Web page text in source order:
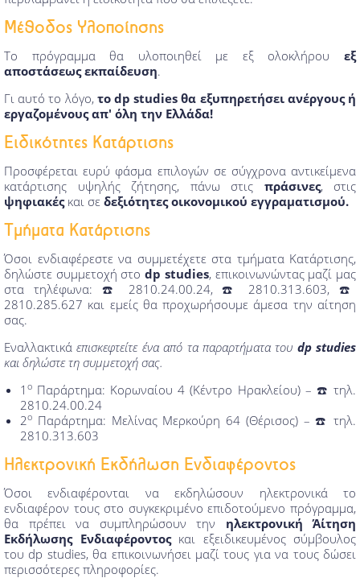
Μέθοδος Υλοποίησης
Το πρόγραμμα θα υλοποιηθεί με εξ ολοκλήρου εξ
αποστάσεως εκπαίδευση.
Γι αυτό το λόγο, το dp studies θα εξυπηρετήσει ανέργους ή
εργαζομένους απ' όλη την Ελλάδα!
Ειδικότητες Κατάρτισης
Προσφέρεται ευρύ φάσμα επιλογών σε σύγχρονα αντικείμενα
κατάρτισης υψηλής ζήτησης, πάνω στις πράσινες, στις
ψηφιακέςκαι σε δεξιότητες οικονομικού εγγραματισμού.
Τμήματα Κατάρτισης
Όσοι ενδιαφέρεστε να συμμετέχετε στα τμήματα Κατάρτισης,
δηλώστε συμμετοχή στοdp studies, επικοινωνώντας μαζί μας
στα τηλέφωνα: ☎️ 2810.24.00.24, ☎️ 2810.313.603, ☎️
2810.285.627 και εμείς θα προχωρήσουμε άμεσα την αίτηση
σας.
Εναλλακτικάεπισκεφτείτε ένα από τα παραρτήματα του dp studies
και δηλώστε τη συμμετοχή σας.
1 ο Παράρτημα: Κορωναίου 4 (Κέντρο Ηρακλείου) – ☎️ τηλ.
2810.24.00.24
2ο Παράρτημα: Μελίνας Μερκούρη 64 (Θέρισος) – ☎️ τηλ.
2810.313.603
Ηλεκτρονική Εκδήλωση Ενδιαφέροντος
Όσοι ενδιαφέρονται να εκδηλώσουν ηλεκτρονικά το
ενδιαφέρον τους στο συγκεκριμένο επιδοτούμενο πρόγραμμα,
θα πρέπει να συμπληρώσουν την ηλεκτρονική Άίτηση
Εκδήλωσης Ενδιαφέροντοςκαι εξειδικευμένος σύμβουλος
του dp studies, θα επικοινωνήσει μαζί τους για να τους δώσει
περισσότερες πληροφορίες.